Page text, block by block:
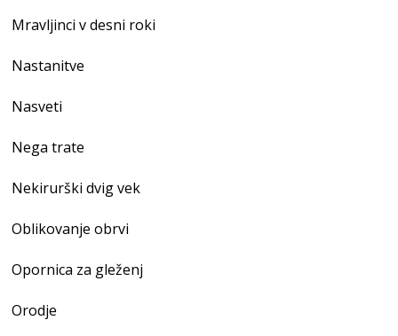
Mravljinci v desni roki
Nastanitve
Nasveti
Nega trate
Nekirurški dvig vek
Oblikovanje obrvi
Opornica za gleženj
Orodje